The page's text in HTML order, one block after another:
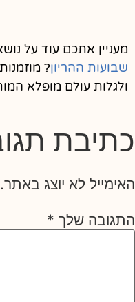
מעניין אתכם עוד על
שבועות ההריון?
ולגלות עולם מופלא
כתיבת
האימייל לא יוצג באתר.
התגובה שלך *